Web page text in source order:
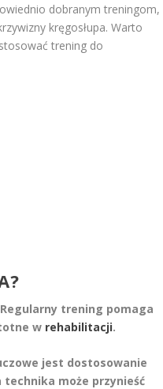
dobranym treningom,
kręgosłupa. Warto
trening do
Regularny trening pomaga
w rehabilitacji.
jest dostosowanie
technika może przynieść